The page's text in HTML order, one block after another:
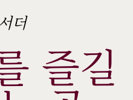
더 즐길